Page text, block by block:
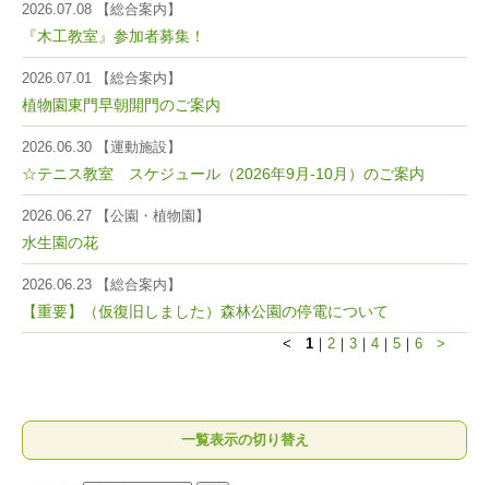
2026.07.08 【総合案内】
『木工教室』参加者募集！
2026.07.01 【総合案内】
植物園東門早朝開門のご案内
2026.06.30 【運動施設】
☆テニス教室 スケジュール（2026年9月-10月）のご案内
2026.06.27 【公園・植物園】
水生園の花
2026.06.23 【総合案内】
【重要】（仮復旧しました）森林公園の停電について
< 1 ｜ 2 ｜ 3 ｜ 4 ｜ 5 ｜ 6 >
一覧表示の切り替え